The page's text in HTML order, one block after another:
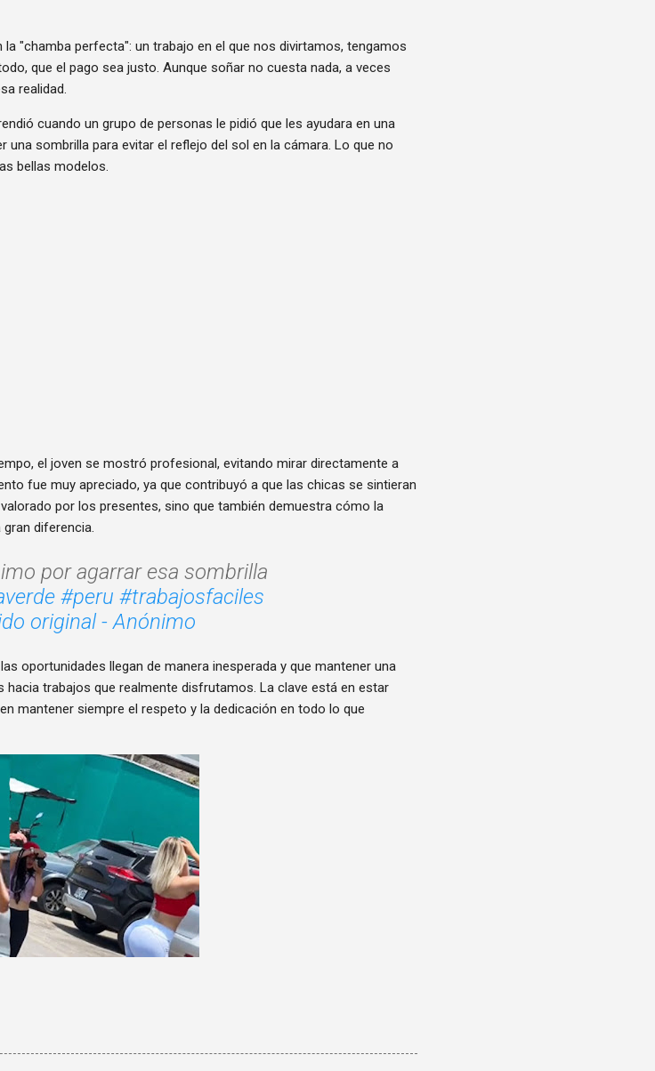
"chamba perfecta": un trabajo en el que nos divirtamos, tengamos
que el pago sea justo. Aunque soñar no cuesta nada, a veces
realidad.
cuando un grupo de personas le pidió que les ayudara en una
sombrilla para evitar el reflejo del sol en la cámara. Lo que no
bellas modelos.
el joven se mostró profesional, evitando mirar directamente a
fue muy apreciado, ya que contribuyó a que las chicas se sintieran
por los presentes, sino que también demuestra cómo la
diferencia.
por agarrar esa sombrilla
#peru #trabajosfaciles
original - Anónimo
oportunidades llegan de manera inesperada y que mantener una
trabajos que realmente disfrutamos. La clave está en estar
mantener siempre el respeto y la dedicación en todo lo que